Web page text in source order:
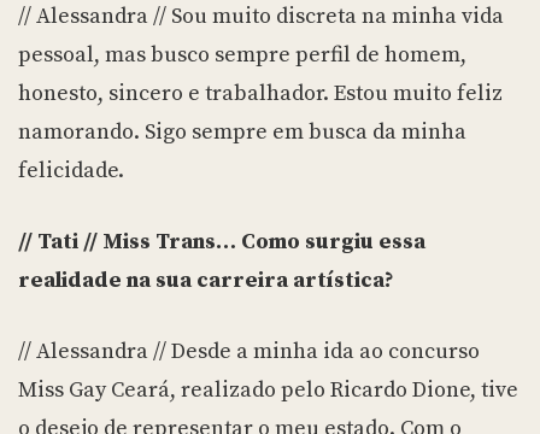
// Alessandra // Sou muito discreta na minha vida
pessoal, mas busco sempre perfil de homem,
honesto, sincero e trabalhador. Estou muito feliz
namorando. Sigo sempre em busca da minha
felicidade.
// Tati // Miss Trans… Como surgiu essa
realidade na sua carreira artística?
// Alessandra // Desde a minha ida ao concurso
Miss Gay Ceará, realizado pelo Ricardo Dione, tive
o desejo de representar o meu estado. Com o